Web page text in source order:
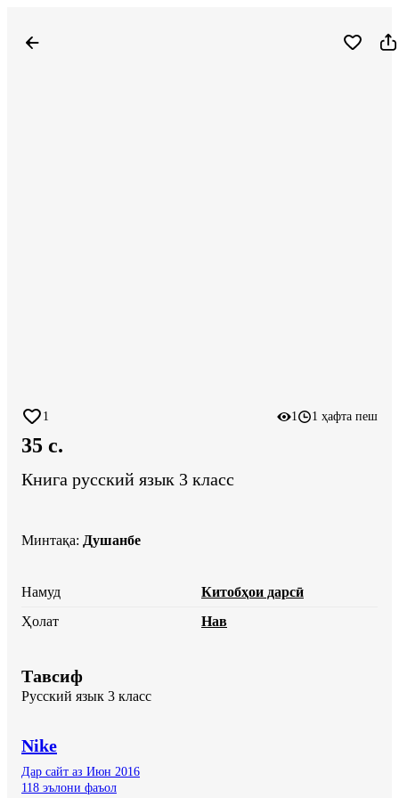
1 1 1 ҳафта пеш
35 c.
Книга русский язык 3 класс
Минтақа: Душанбе
Намуд
Китобҳои дарсӣ
Ҳолат
Нав
Тавсиф
Русский язык 3 класс
Nike
Дар сайт аз Июн 2016
118 эълони фаъол